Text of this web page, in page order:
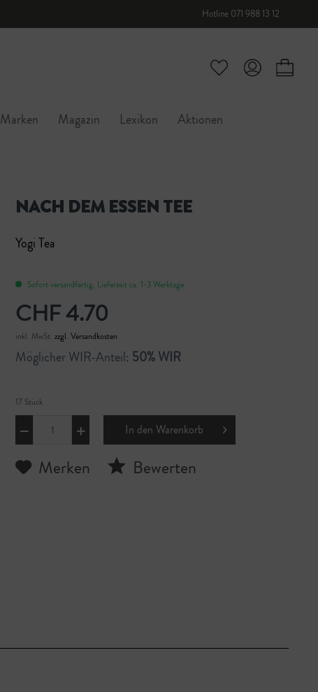
Hotline 071 988 13 12
Marken Magazin Lexikon Aktionen
NACH DEM ESSEN TEE
Yogi Tea
Sofort versandfertig, Lieferzeit ca. 1-3 Werktage
CHF 4.70
inkl. MwSt.zzgl. Versandkosten
Möglicher WIR-Anteil: 50% WIR
17 Stück
In den Warenkorb
Merken Bewerten